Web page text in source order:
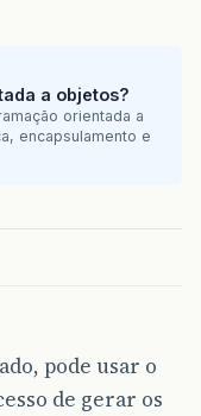
a objetos?
orientada a
encapsulamento e
pode usar o
de gerar os